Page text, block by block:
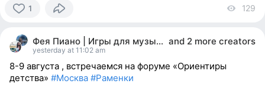
1
person
reacted
129
Фея Пиано | Игры для музыкального мышления and 2 more creators
yesterday at 11:02 am
8-9 августа , встречаемся на форуме «Ориентиры
детства» #Москва #Раменки